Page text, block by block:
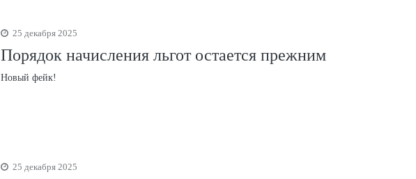
25 декабря 2025
Порядок начисления льгот остается прежним
Новый фейк!
25 декабря 2025